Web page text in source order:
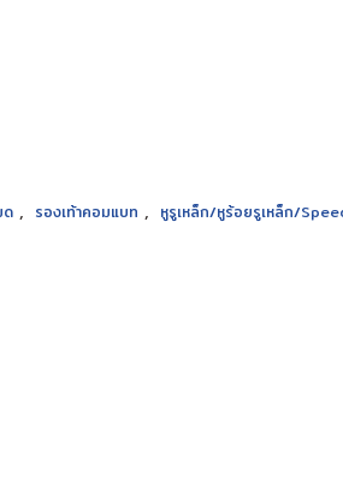
ด , รองเท้าคอมแบท , หูรูเหล็ก/หูร้อยรูเหล็ก/